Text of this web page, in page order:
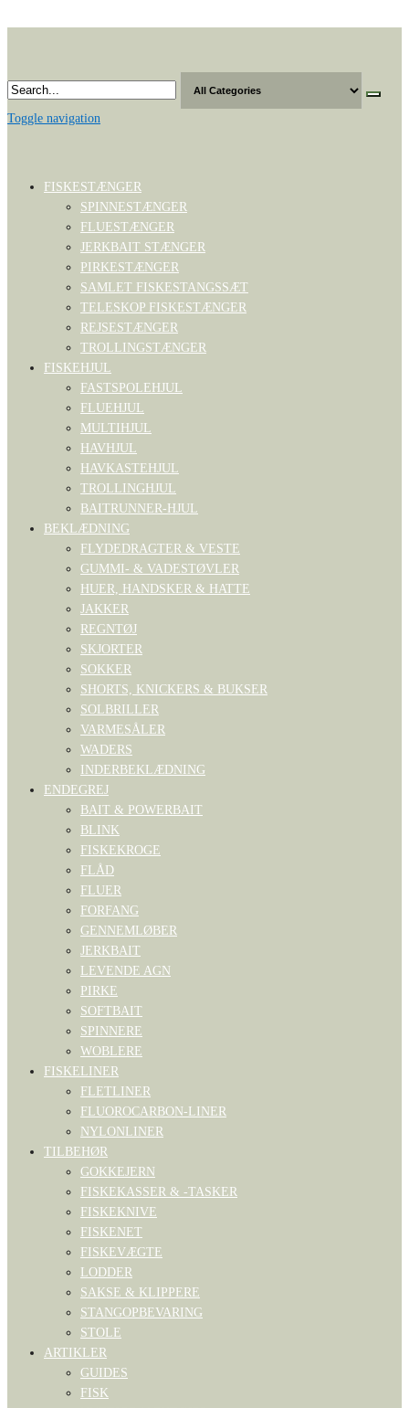
content
Toggle navigation
FISKESTÆNGER
SPINNESTÆNGER
FLUESTÆNGER
JERKBAIT STÆNGER
PIRKESTÆNGER
SAMLET FISKESTANGSSÆT
TELESKOP FISKESTÆNGER
REJSESTÆNGER
TROLLINGSTÆNGER
FISKEHJUL
FASTSPOLEHJUL
FLUEHJUL
MULTIHJUL
HAVHJUL
HAVKASTEHJUL
TROLLINGHJUL
BAITRUNNER-HJUL
BEKLÆDNING
FLYDEDRAGTER & VESTE
GUMMI- & VADESTØVLER
HUER, HANDSKER & HATTE
JAKKER
REGNTØJ
SKJORTER
SOKKER
SHORTS, KNICKERS & BUKSER
SOLBRILLER
VARMESÅLER
WADERS
INDERBEKLÆDNING
ENDEGREJ
BAIT & POWERBAIT
BLINK
FISKEKROGE
FLÅD
FLUER
FORFANG
GENNEMLØBER
JERKBAIT
LEVENDE AGN
PIRKE
SOFTBAIT
SPINNERE
WOBLERE
FISKELINER
FLETLINER
FLUOROCARBON-LINER
NYLONLINER
TILBEHØR
GOKKEJERN
FISKEKASSER & -TASKER
FISKEKNIVE
FISKENET
FISKEVÆGTE
LODDER
SAKSE & KLIPPERE
STANGOPBEVARING
STOLE
ARTIKLER
GUIDES
FISK